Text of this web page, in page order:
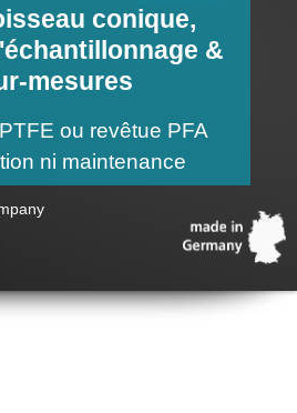
conique,
&
mesures
ou revêtue PFA
ni maintenance